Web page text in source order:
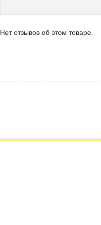
Нет отзывов об этом товаре.